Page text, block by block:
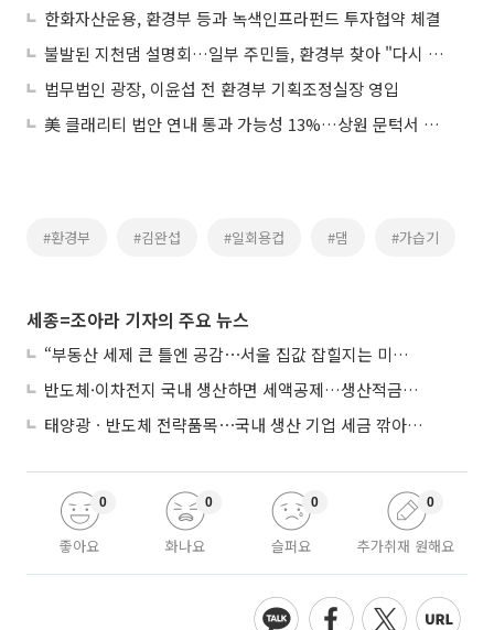
한화자산운용, 환경부 등과 녹색인프라펀드 투자협약 체결
불발된 지천댐 설명회…일부 주민들, 환경부 찾아 "다시 열어달라"
법무법인 광장, 이윤섭 전 환경부 기획조정실장 영입
美 클래리티 법안 연내 통과 가능성 13%…상원 문턱서 제동
#환경부 #김완섭 #일회용컵 #댐 #가습기
세종=조아라 기자의 주요 뉴스
“부동산 세제 큰 틀엔 공감⋯서울 집값 잡힐지는 미지수”
반도체·이차전지 국내 생산하면 세액공제…생산적금융 ISA 신설
태양광ㆍ반도체 전략품목⋯국내 생산 기업 세금 깎아준다
좋아요
0
화나요
0
슬퍼요
0
추가취재 원해요
0